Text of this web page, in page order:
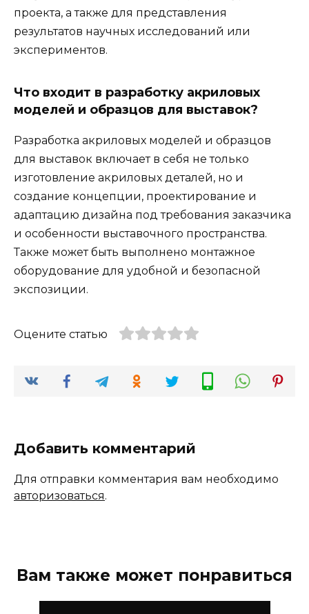
проекта, а также для представления
результатов научных исследований или
экспериментов.
Что входит в разработку акриловых
моделей и образцов для выставок?
Разработка акриловых моделей и образцов
для выставок включает в себя не только
изготовление акриловых деталей, но и
создание концепции, проектирование и
адаптацию дизайна под требования заказчика
и особенности выставочного пространства.
Также может быть выполнено монтажное
оборудование для удобной и безопасной
экспозиции.
Оцените статью
Добавить комментарий
Для отправки комментария вам необходимо
авторизоваться.
Вам также может понравиться